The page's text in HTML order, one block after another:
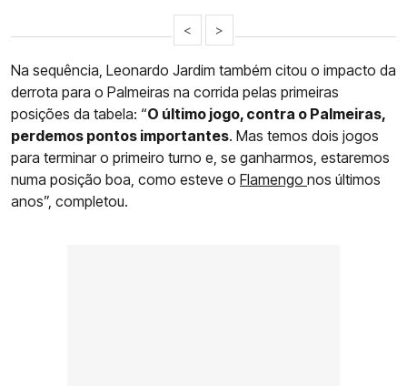
< >
Na sequência, Leonardo Jardim também citou o impacto da
derrota para o Palmeiras na corrida pelas primeiras
posições da tabela: “O último jogo, contra o Palmeiras,
perdemos pontos importantes. Mas temos dois jogos
para terminar o primeiro turno e, se ganharmos, estaremos
numa posição boa, como esteve o Flamengo nos últimos
anos”, completou.